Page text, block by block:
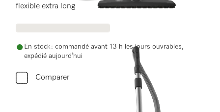
flexible extra long
En stock : commandé avant 13 h les jours ouvrables,
expédié aujourd’hui
Comparer